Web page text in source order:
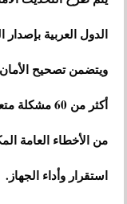
أكثر من 60
من الأخطاء العامة
استقرار وأداء الجهاز.